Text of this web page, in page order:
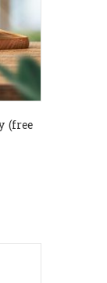
(free